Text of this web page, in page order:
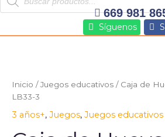
669 981
Síguenos
Inicio /Juegos educativos / Caja de
LB33-3
3 años+, Juegos, Juegos educativos
Huevos
Figuras,
LB33-